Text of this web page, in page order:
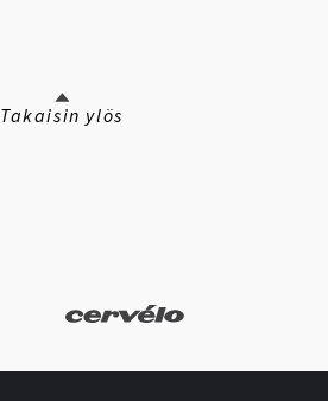
Takaisin ylös